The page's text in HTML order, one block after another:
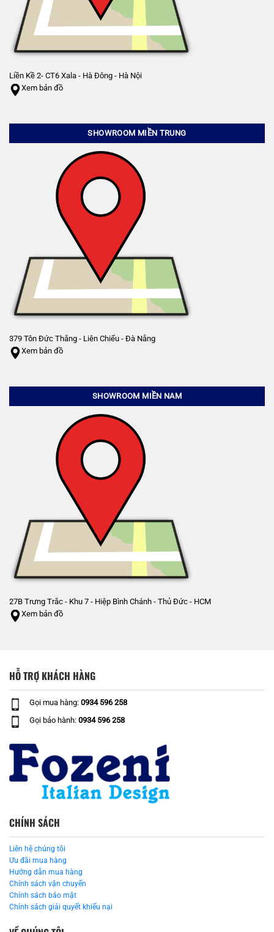
Liền Kề 2- CT6 Xala - Hà Đông - Hà Nội
Xem bản đồ
SHOWROOM MIỀN TRUNG
379 Tôn Đức Thắng - Liên Chiểu - Đà Nẵng
Xem bản đồ
SHOWROOM MIỀN NAM
27B Trưng Trắc - Khu 7 - Hiệp Bình Chánh - Thủ Đức - HCM
Xem bản đồ
HỖ TRỢ KHÁCH HÀNG
Gọi mua hàng: 0934 596 258
Gọi bảo hành: 0934 596 258
CHÍNH SÁCH
Liên hệ chúng tôi
Ưu đãi mua hàng
Hướng dẫn mua hàng
Chính sách vận chuyển
Chính sách bảo mật
Chính sách giải quyết khiếu nại